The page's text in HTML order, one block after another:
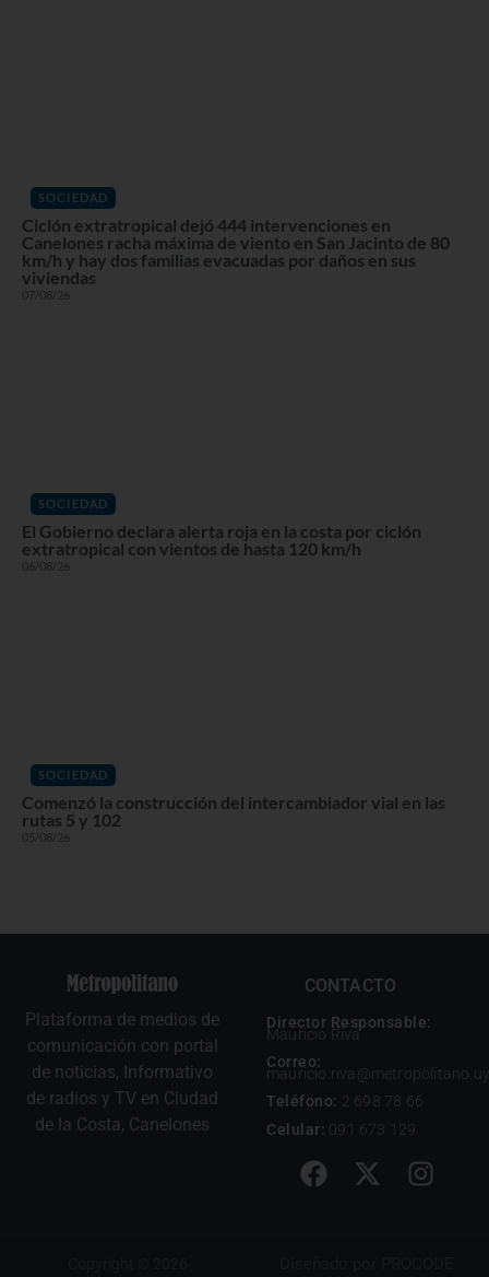
SOCIEDAD
Ciclón extratropical dejó 444 intervenciones en
Canelones racha máxima de viento en San Jacinto de 80
km/h y hay dos familias evacuadas por daños en sus
viviendas
07/08/26
SOCIEDAD
El Gobierno declara alerta roja en la costa por ciclón
extratropical con vientos de hasta 120 km/h
06/08/26
SOCIEDAD
Comenzó la construcción del intercambiador vial en las
rutas 5 y 102
05/08/26
Plataforma de medios de
comunicación con portal
de noticias, Informativo
de radios y TV en Ciudad
de la Costa, Canelones
CONTACTO
Director Responsable:
Mauricio Riva
Correo:
mauricio.riva@metropolitano.uy
Teléfono: 2 698 78 66
Celular: 091 673 129